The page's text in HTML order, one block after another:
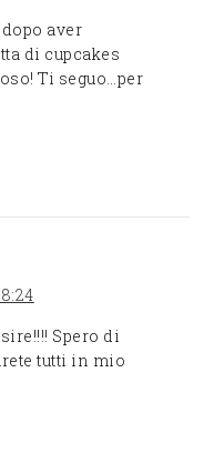
aver
di cupcakes
Ti seguo…per
Spero di
tutti in mio